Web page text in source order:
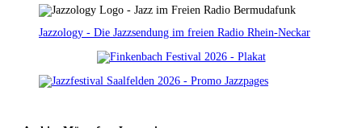
Jazzology - Die Jazzsendung im freien Radio Rhein-Neckar